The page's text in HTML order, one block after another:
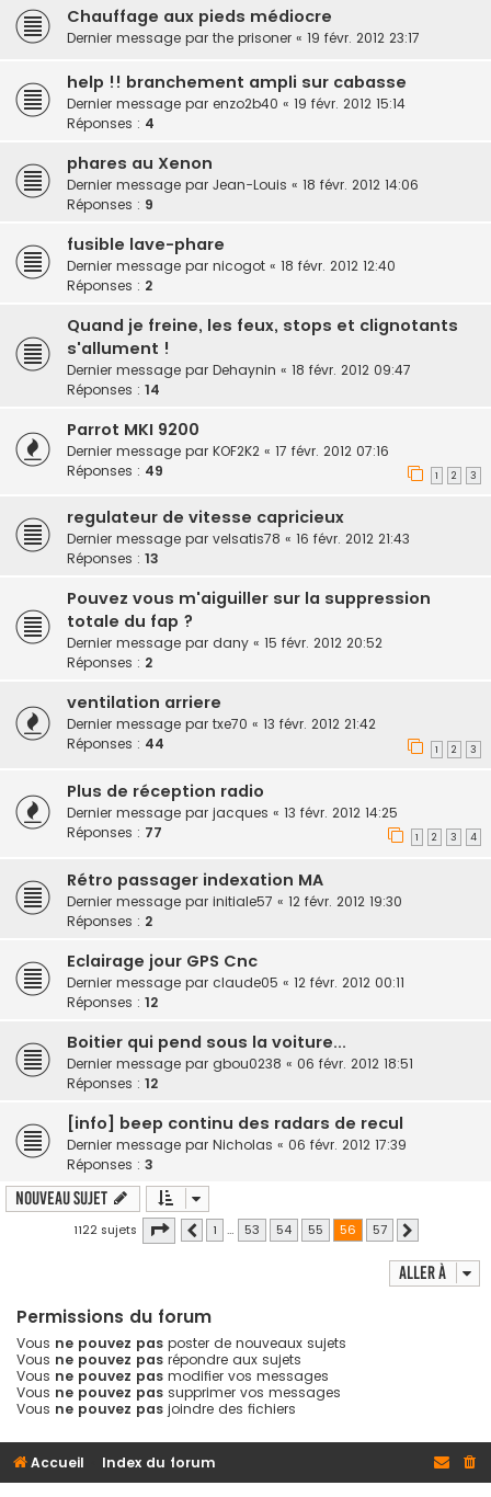
Chauffage aux pieds médiocre
Dernier message par the prisoner « 19 févr. 2012 23:17
help !! branchement ampli sur cabasse
Dernier message par enzo2b40 « 19 févr. 2012 15:14
Réponses : 4
phares au Xenon
Dernier message par Jean-Louis « 18 févr. 2012 14:06
Réponses : 9
fusible lave-phare
Dernier message par nicogot « 18 févr. 2012 12:40
Réponses : 2
Quand je freine, les feux, stops et clignotants
s'allument !
Dernier message par Dehaynin « 18 févr. 2012 09:47
Réponses : 14
Parrot MKI 9200
Dernier message par KOF2K2 « 17 févr. 2012 07:16
Réponses : 49 1 2 3
regulateur de vitesse capricieux
Dernier message par velsatis78 « 16 févr. 2012 21:43
Réponses : 13
Pouvez vous m'aiguiller sur la suppression
totale du fap ?
Dernier message par dany « 15 févr. 2012 20:52
Réponses : 2
ventilation arriere
Dernier message par txe70 « 13 févr. 2012 21:42
Réponses : 44 1 2 3
Plus de réception radio
Dernier message par jacques « 13 févr. 2012 14:25
Réponses : 77 1 2 3 4
Rétro passager indexation MA
Dernier message par initiale57 « 12 févr. 2012 19:30
Réponses : 2
Eclairage jour GPS Cnc
Dernier message par claude05 « 12 févr. 2012 00:11
Réponses : 12
Boitier qui pend sous la voiture...
Dernier message par gbou0238 « 06 févr. 2012 18:51
Réponses : 12
[info] beep continu des radars de recul
Dernier message par Nicholas « 06 févr. 2012 17:39
Réponses : 3
Nouveau sujet
1122 sujets Page Précédente
1 … 53 54 55 56 57
Aller à
Permissions du forum
Vous ne pouvez pas poster de nouveaux sujets
Vous ne pouvez pas répondre aux sujets
Vous ne pouvez pas modifier vos messages
Vous ne pouvez pas supprimer vos messages
Vous ne pouvez pas joindre des fichiers
Accueil Index du forum